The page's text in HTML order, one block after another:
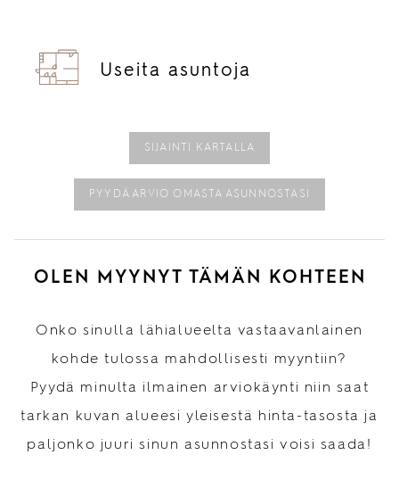
Useita asuntoja
SIJAINTI KARTALLA
PYYDÄ ARVIO OMASTA ASUNNOSTASI
OLEN MYYNYT TÄMÄN KOHTEEN
Onko sinulla lähialueelta vastaavanlainen
kohde tulossa mahdollisesti myyntiin?
Pyydä minulta ilmainen arviokäynti niin saat
tarkan kuvan alueesi yleisestä hinta-tasosta ja
paljonko juuri sinun asunnostasi voisi saada!